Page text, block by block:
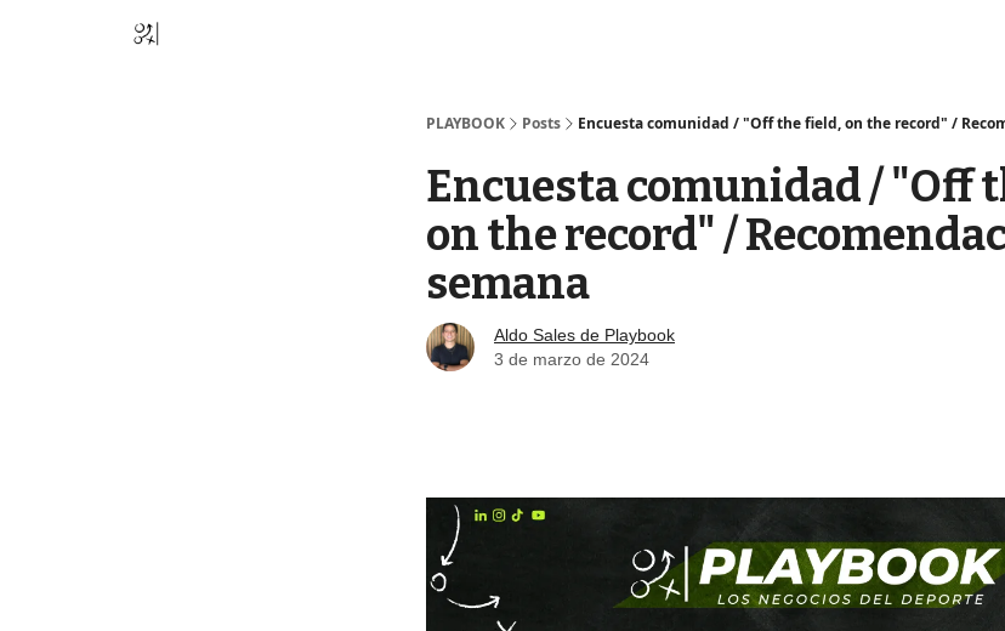
PLAYBOOK Posts Encuesta comunidad / "Off the field, on the record" /
Encuesta comunidad / "Off
on the record" /
semana
Aldo Sales de Playbook
3 de marzo de 2024